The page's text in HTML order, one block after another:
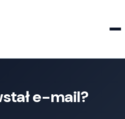
e-mail?